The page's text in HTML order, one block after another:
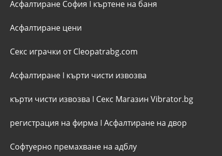
Асфалтиране София I къртене на баня
Асфалтиране цени
Секс играчки от Cleopatrabg.com
Асфалтиране I кърти чисти извозва
кърти чисти извозва I Секс Магазин Vibrator.bg
регистрация на фирма I Асфалтиране на двор
Софтуерно премахване на адблу